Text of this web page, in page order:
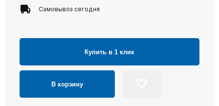
Самовывоз сегодня
Купить в 1 клик
В корзину